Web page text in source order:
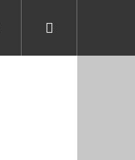
Blog
Přihlášení